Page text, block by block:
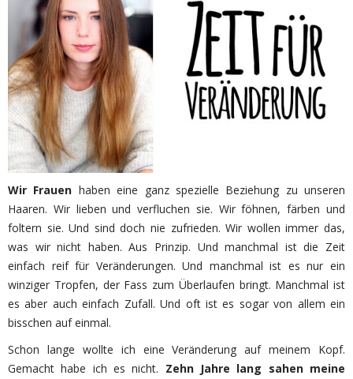
Wir Frauen haben eine ganz spezielle Beziehung zu unseren
Haaren. Wir lieben und verfluchen sie. Wir föhnen, färben und
foltern sie. Und sind doch nie zufrieden. Wir wollen immer das,
was wir nicht haben. Aus Prinzip. Und manchmal ist die Zeit
einfach reif für Veränderungen. Und manchmal ist es nur ein
winziger Tropfen, der Fass zum Überlaufen bringt. Manchmal ist
es aber auch einfach Zufall. Und oft ist es sogar von allem ein
bisschen auf einmal.
Schon lange wollte ich eine Veränderung auf meinem Kopf.
Gemacht habe ich es nicht. Zehn Jahre lang sahen meine